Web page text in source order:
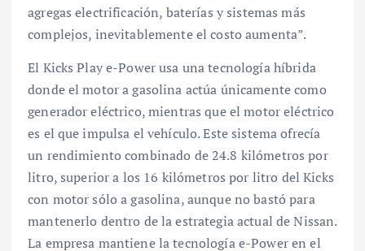
agregas electrificación, baterías y sistemas más
complejos, inevitablemente el costo aumenta”.
El Kicks Play e-Power usa una tecnología híbrida
donde el motor a gasolina actúa únicamente como
generador eléctrico, mientras que el motor eléctrico
es el que impulsa el vehículo. Este sistema ofrecía
un rendimiento combinado de 24.8 kilómetros por
litro, superior a los 16 kilómetros por litro del Kicks
con motor sólo a gasolina, aunque no bastó para
mantenerlo dentro de la estrategia actual de Nissan.
La empresa mantiene la tecnología e-Power en el